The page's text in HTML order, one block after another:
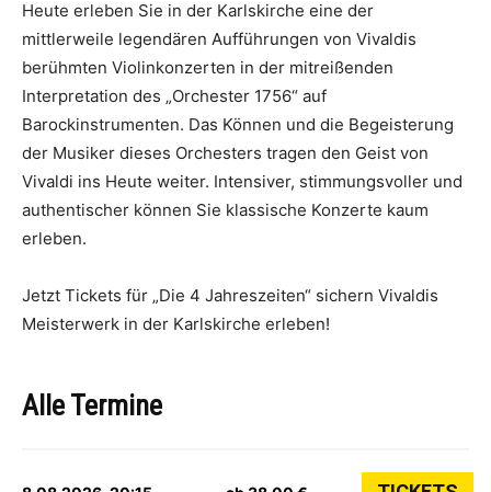
Heute erleben Sie in der Karlskirche eine der
mittlerweile legendären Aufführungen von Vivaldis
berühmten Violinkonzerten in der mitreißenden
Interpretation des „Orchester 1756“ auf
Barockinstrumenten. Das Können und die Begeisterung
der Musiker dieses Orchesters tragen den Geist von
Vivaldi ins Heute weiter. Intensiver, stimmungsvoller und
authentischer können Sie klassische Konzerte kaum
erleben.
Jetzt Tickets für „Die 4 Jahreszeiten“ sichern Vivaldis
Meisterwerk in der Karlskirche erleben!
Alle Termine